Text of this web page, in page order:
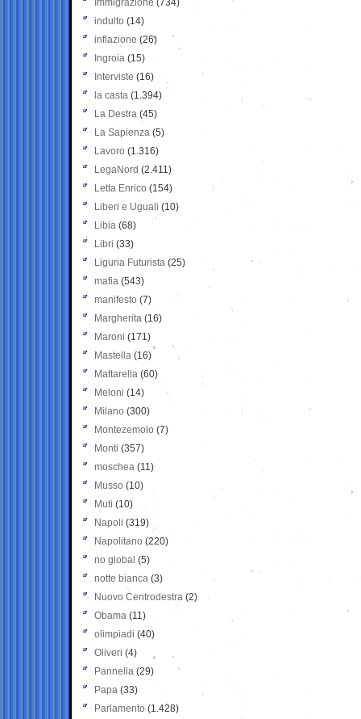
Immigrazione (734)
indulto (14)
inflazione (26)
Ingroia (15)
Interviste (16)
la casta (1.394)
La Destra (45)
La Sapienza (5)
Lavoro (1.316)
LegaNord (2.411)
Letta Enrico (154)
Liberi e Uguali (10)
Libia (68)
Libri (33)
Liguria Futurista (25)
mafia (543)
manifesto (7)
Margherita (16)
Maroni (171)
Mastella (16)
Mattarella (60)
Meloni (14)
Milano (300)
Montezemolo (7)
Monti (357)
moschea (11)
Musso (10)
Muti (10)
Napoli (319)
Napolitano (220)
no global (5)
notte bianca (3)
Nuovo Centrodestra (2)
Obama (11)
olimpiadi (40)
Oliveri (4)
Pannella (29)
Papa (33)
Parlamento (1.428)